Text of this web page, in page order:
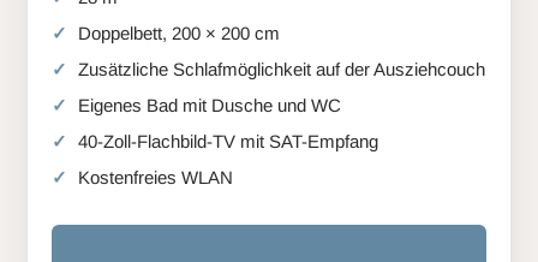
Doppelbett, 200 × 200 cm
Zusätzliche Schlafmöglichkeit auf der Ausziehcouch
Eigenes Bad mit Dusche und WC
40-Zoll-Flachbild-TV mit SAT-Empfang
Kostenfreies WLAN